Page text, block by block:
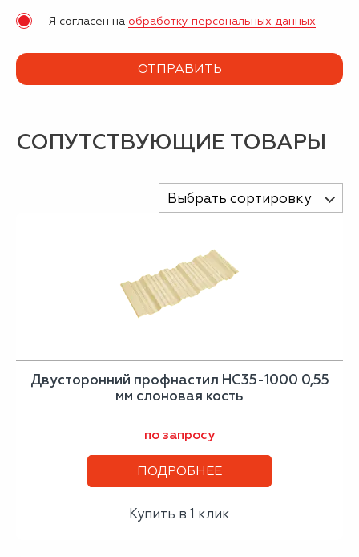
Я согласен на обработку персональных данных
СОПУТСТВУЮЩИЕ ТОВАРЫ
Выбрать сортировку
Двусторонний профнастил НС35-1000 0,55
мм слоновая кость
по запросу
ПОДРОБНЕЕ
Купить в 1 клик